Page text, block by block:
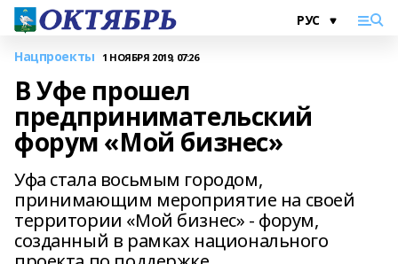
Нацпроекты 1 НОЯБРЯ 2019, 07:26
В Уфе прошел
предпринимательский
форум «Мой бизнес»
Уфа стала восьмым городом,
принимающим мероприятие на своей
территории «Мой бизнес» - форум,
созданный в рамках национального